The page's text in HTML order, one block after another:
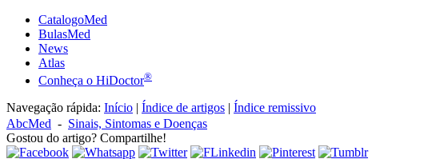
CatalogoMed
BulasMed
News
Atlas
Conheça o HiDoctor®
Navegação rápida: Início | Índice de artigos | Índice remissivo
AbcMed - Sinais, Sintomas e Doenças
Gostou do artigo? Compartilhe!